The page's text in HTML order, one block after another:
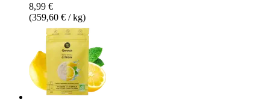
8,99 €
(359,60 € / kg)